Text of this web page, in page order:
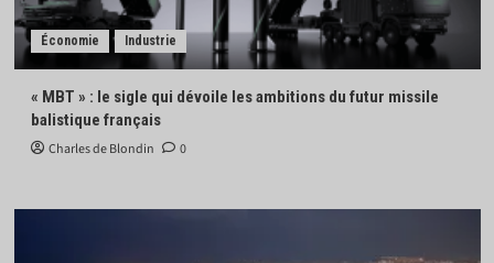
Économie Industrie
« MBT » : le sigle qui dévoile les ambitions du futur missile
balistique français
Charles de Blondin 0